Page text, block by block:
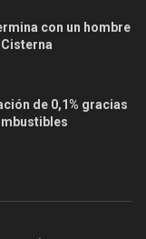
con un hombre
de 0,1% gracias